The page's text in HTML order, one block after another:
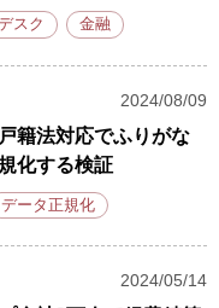
スク 金融
2024/08/09
籍法対応でふりがな
化する検証
データ正規化
2024/05/14